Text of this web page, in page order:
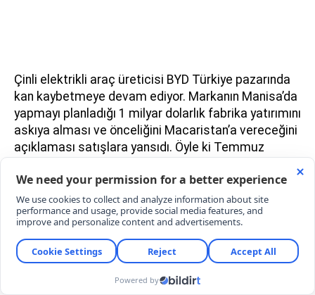
Çinli elektrikli araç üreticisi BYD Türkiye pazarında
kan kaybetmeye devam ediyor. Markanın Manisa’da
yapmayı planladığı 1 milyar dolarlık fabrika yatırımını
askıya alması ve önceliğini Macaristan’a vereceğini
açıklaması satışlara yansıdı. Öyle ki Temmuz
ilk 7 ayında 6.754 satış rakamında kalarak tam
elektrikli araç pazarındaki payını %7,23’e düşürdü.
ELEKTRİKLİ ARAÇ PAZARINDA LİDER TOGG
Otomotiv Distribütörleri Derneği (ODD) verileri
kapsamında, Temmuz’da Türkiye’de 12.684 adet